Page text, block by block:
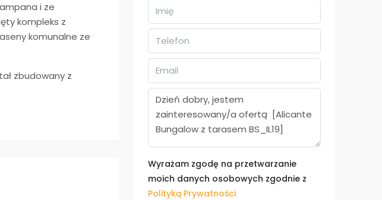
i ze
kompleks z
komunalne ze
zbudowany z
Wyrażam zgodę na przetwarzanie
moich danych osobowych zgodnie z
Polityką Prywatności